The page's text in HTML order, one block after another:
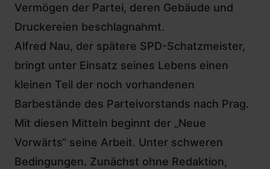
Vermögen der Partei, deren Gebäude und
Druckereien beschlagnahmt.
Alfred Nau, der spätere SPD-Schatzmeister,
bringt unter Einsatz seines Lebens einen
kleinen Teil der noch vorhandenen
Barbestände des Parteivorstands nach Prag.
Mit diesen Mitteln beginnt der „Neue
Vorwärts“ seine Arbeit. Unter schweren
Bedingungen. Zunächst ohne Redaktion,